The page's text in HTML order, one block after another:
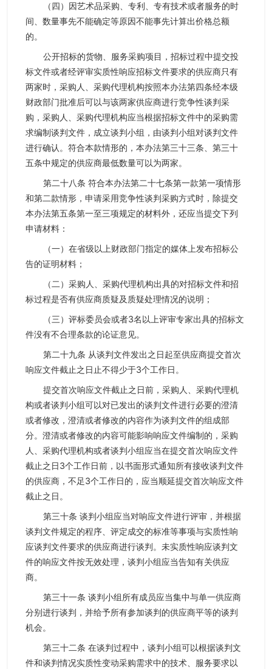
（四）因艺术品采购、专利、专有技术或者服务的时
间、数量事先不能确定等原因不能事先计算出价格总额
的。
公开招标的货物、服务采购项目，招标过程中提交投
标文件或者经评审实质性响应招标文件要求的供应商只有
两家时，采购人、采购代理机构按照本办法第四条经本级
财政部门批准后可以与该两家供应商进行竞争性谈判采
购，采购人、采购代理机构应当根据招标文件中的采购需
求编制谈判文件，成立谈判小组，由谈判小组对谈判文件
进行确认。符合本款情形的，本办法第三十三条、第三十
五条中规定的供应商最低数量可以为两家。
第二十八条 符合本办法第二十七条第一款第一项情形
和第二款情形，申请采用竞争性谈判采购方式时，除提交
本办法第五条第一至三项规定的材料外，还应当提交下列
申请材料：
（一）在省级以上财政部门指定的媒体上发布招标公
告的证明材料；
（二）采购人、采购代理机构出具的对招标文件和招
标过程是否有供应商质疑及质疑处理情况的说明；
（三）评标委员会或者3名以上评审专家出具的招标文
件没有不合理条款的论证意见。
第二十九条 从谈判文件发出之日起至供应商提交首次
响应文件截止之日止不得少于3个工作日。
提交首次响应文件截止之日前，采购人、采购代理机
构或者谈判小组可以对已发出的谈判文件进行必要的澄清
或者修改，澄清或者修改的内容作为谈判文件的组成部
分。澄清或者修改的内容可能影响响应文件编制的，采购
人、采购代理机构或者谈判小组应当在提交首次响应文件
截止之日3个工作日前，以书面形式通知所有接收谈判文件
的供应商，不足3个工作日的，应当顺延提交首次响应文件
截止之日。
第三十条 谈判小组应当对响应文件进行评审，并根据
谈判文件规定的程序、评定成交的标准等事项与实质性响
应谈判文件要求的供应商进行谈判。未实质性响应谈判文
件的响应文件按无效处理，谈判小组应当告知有关供应
商。
第三十一条 谈判小组所有成员应当集中与单一供应商
分别进行谈判，并给予所有参加谈判的供应商平等的谈判
机会。
第三十二条 在谈判过程中，谈判小组可以根据谈判文
件和谈判情况实质性变动采购需求中的技术、服务要求以